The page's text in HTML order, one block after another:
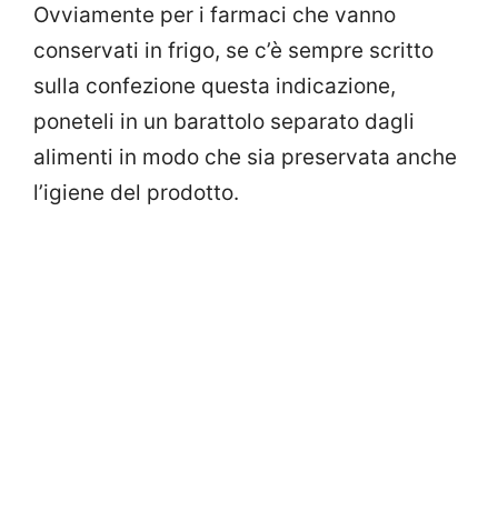
Ovviamente per i farmaci che vanno
conservati in frigo, se c’è sempre scritto
sulla confezione questa indicazione,
poneteli in un barattolo separato dagli
alimenti in modo che sia preservata anche
l’igiene del prodotto.